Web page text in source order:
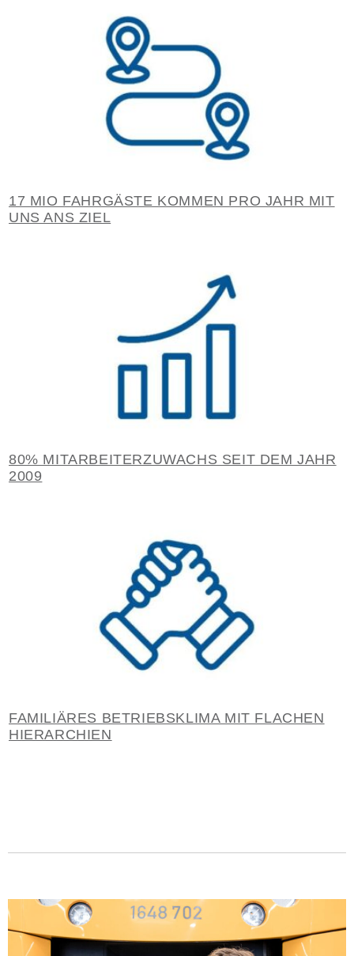
17 MIO FAHRGÄSTE KOMMEN PRO JAHR MIT
UNS ANS ZIEL
80% MITARBEITERZUWACHS SEIT DEM JAHR
2009
FAMILIÄRES BETRIEBSKLIMA MIT FLACHEN
HIERARCHIEN